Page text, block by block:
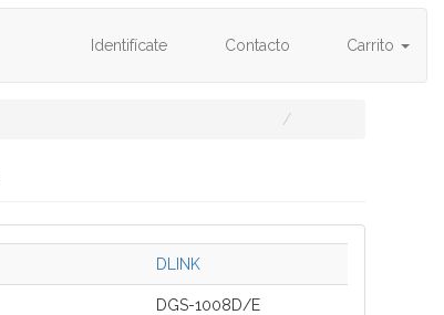
Identifícate Contacto Carrito
DLINK
DGS-1008D/E